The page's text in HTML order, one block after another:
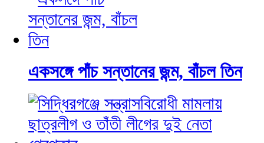
একসঙ্গে পাঁচ সন্তানের জন্ম, বাঁচল তিন